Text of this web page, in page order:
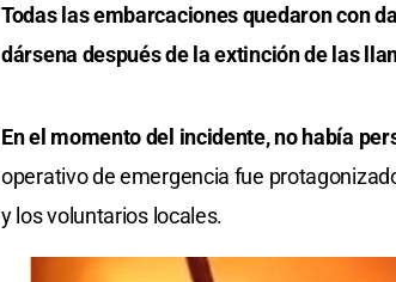
Todas las embarcaciones quedaron con
dársena después de la extinción de las
En el momento del incidente, no había
operativo de emergencia fue
y los voluntarios locales.